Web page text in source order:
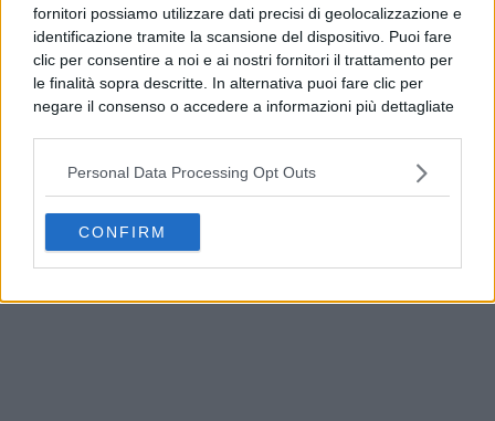
fornitori possiamo utilizzare dati precisi di geolocalizzazione e
identificazione tramite la scansione del dispositivo. Puoi fare
clic per consentire a noi e ai nostri fornitori il trattamento per
le finalità sopra descritte. In alternativa puoi fare clic per
negare il consenso o accedere a informazioni più dettagliate
possono non richiedere il tuo consenso, ma hai il diritto di
opporti a tale trattamento. Le tue preferenze si
applicheranno solo a questo sito web. Puoi modificare le tue
preferenze in qualsiasi momento ritornando su questo sito o
consultando la nostrainformativa sulla riservatezza.
Personal Data Processing Opt Outs
CONFIRM